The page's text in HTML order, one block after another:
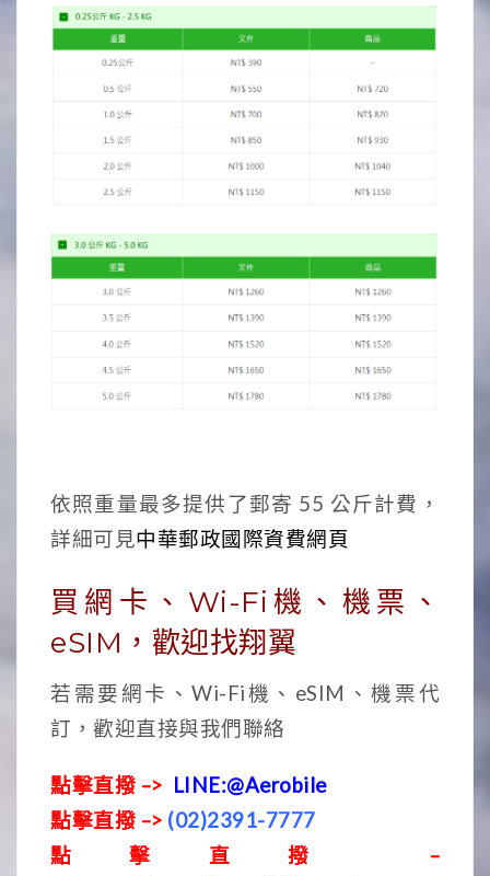
依照重量最多提供了郵寄 55 公斤計費，
詳細可見中華郵政國際資費網頁
買網卡、Wi-Fi機、機票、
eSIM，歡迎找翔翼
若需要網卡、Wi-Fi機、eSIM、機票代
訂，歡迎直接與我們聯絡
點擊直撥 –> LINE:@Aerobile
點擊直撥 –> (02)2391-7777
點擊直撥 –